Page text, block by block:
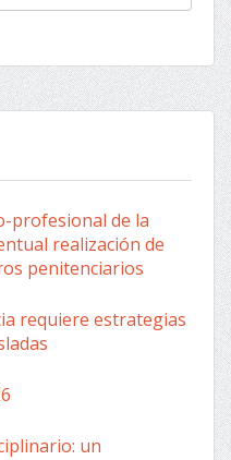
profesional de la
realización de
penitenciarios
requiere estrategias
un